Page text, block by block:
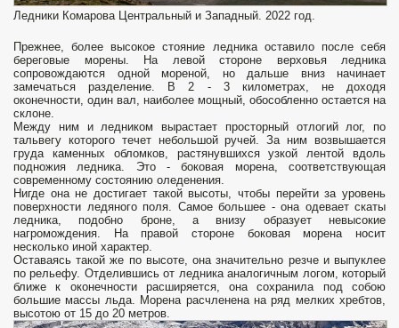
Ледники Комарова Центральный и Западный. 2022 год.
Прежнее, более высокое стояние ледника оставило после себя
береговые морены. На левой стороне верховья ледника
сопровождаются одной мореной, но дальше вниз начинает
замечаться разделение. В 2 - 3 километрах, не доходя
оконечности, один вал, наиболее мощный, обособленно остается на
склоне.
Между ним и ледником вырастает просторный отлогий лог, по
тальвегу которого течет небольшой ручей. За ним возвышается
груда каменных обломков, растянувшихся узкой лентой вдоль
подно­жия ледника. Это - боковая морена, соответствующая
современному состоянию оледенения.
Нигде она не достигает такой высоты, чтобы перейти за уровень
поверхности ледяного поля. Самое большее - она одевает скаты
ледника, подобно броне, а внизу образует невысокие
нагромождения. На правой стороне боковая морена носит
несколько иной характер.
Оставаясь такой же по высоте, она значительно резче и выпуклее
по рельефу. Отделившись от ледника аналогичным логом, который
ближе к оконечности расширяется, она сохранила под собою
большие массы льда. Морена расчленена на ряд мелких хребтов,
высотою от 15 до 20 метров.